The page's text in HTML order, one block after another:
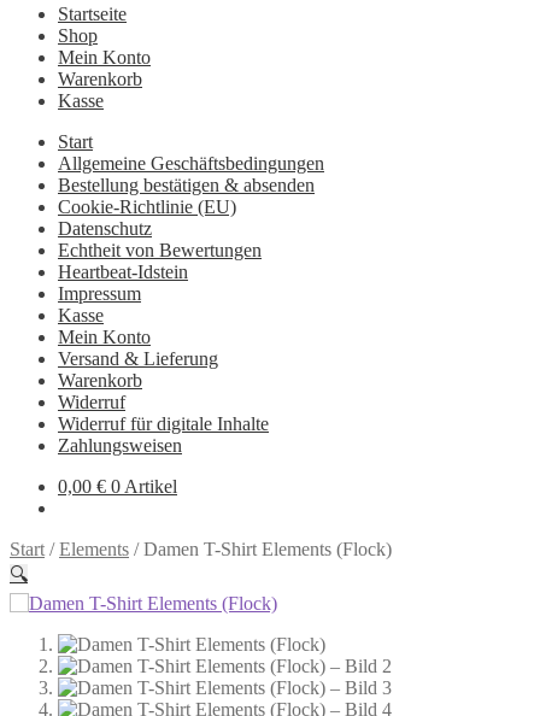
Startseite
Shop
Mein Konto
Warenkorb
Kasse
Start
Allgemeine Geschäftsbedingungen
Bestellung bestätigen & absenden
Cookie-Richtlinie (EU)
Datenschutz
Echtheit von Bewertungen
Heartbeat-Idstein
Impressum
Kasse
Mein Konto
Versand & Lieferung
Warenkorb
Widerruf
Widerruf für digitale Inhalte
Zahlungsweisen
0,00 € 0 Artikel
Start /Elements /Damen T-Shirt Elements (Flock)
🔍